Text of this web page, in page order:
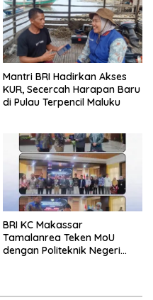
Mantri BRI Hadirkan Akses
KUR, Secercah Harapan Baru
di Pulau Terpencil Maluku
BRI KC Makassar
Tamalanrea Teken MoU
dengan Politeknik Negeri